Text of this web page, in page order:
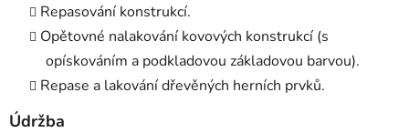
Repasování konstrukcí.
Opětovné nalakování kovových konstrukcí (s
opískováním a podkladovou základovou barvou).
Repase a lakování dřevěných herních prvků.
Údržba